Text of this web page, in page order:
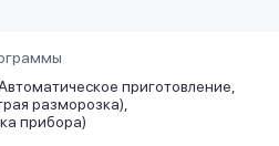
приготовление
разморозка)
прибора)